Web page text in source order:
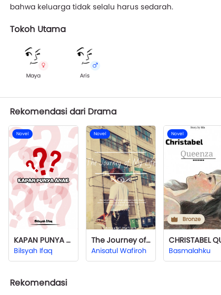
bahwa keluarga tidak selalu harus sedarah.
Tokoh Utama
Maya Aris
Rekomendasi dari Drama
Novel
KAPAN PUNYA ANAK
Bilsyah Ifaq
Novel
The Journey of My Life | Dimension
Anisatul Wafiroh
Novel
Bronze
Basmalahku
Rekomendasi